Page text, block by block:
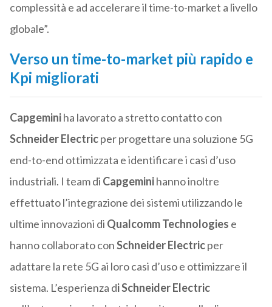
complessità e ad accelerare il time-to-market a livello
globale”.
Verso un time-to-market più rapido e
Kpi migliorati
Capgeminiha lavorato a stretto contatto con
Schneider Electricper progettare una soluzione 5G
end-to-end ottimizzata e identificare i casi d’uso
industriali. I team di Capgeminihanno inoltre
effettuato l’integrazione dei sistemi utilizzando le
ultime innovazioni di Qualcomm Technologies e
hanno collaborato conSchneider Electricper
adattare la rete 5G ai loro casi d’uso e ottimizzare il
sistema. L’esperienza di Schneider Electric